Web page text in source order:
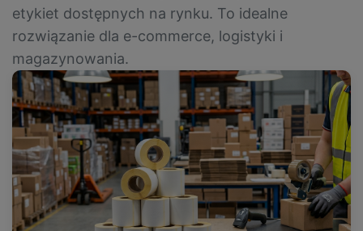
etykiet dostępnych na rynku. To idealne
rozwiązanie dla e-commerce, logistyki i
magazynowania.